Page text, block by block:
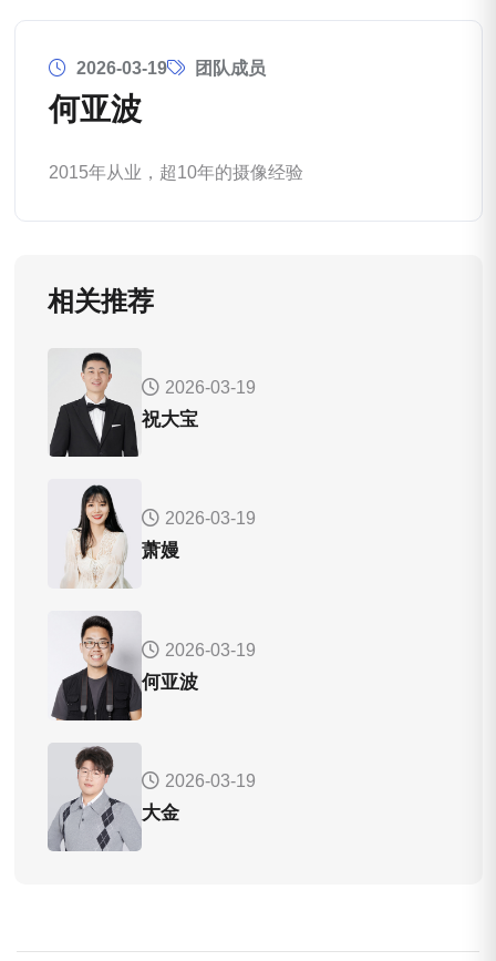
2026-03-19 团队成员
何亚波
2015年从业，超10年的摄像经验
相关推荐
2026-03-19
祝大宝
2026-03-19
萧嫚
2026-03-19
何亚波
2026-03-19
大金